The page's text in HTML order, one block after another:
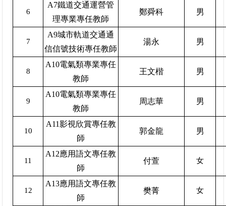
6
A7鐵道交通運營管
理專業專任教師
鄭舜科 男
7
A9城市軌道交通通
信信號技術專任教師
湯永 男
8
A10電氣類專業專任
教師
王文楷 男
9
A10電氣類專業專任
教師
周志華 男
10
A11影視欣賞專任教
師
郭金龍 男
11
A12應用語文專任教
師
付萱 女
12
A13應用語文專任教
師
樊菁 女